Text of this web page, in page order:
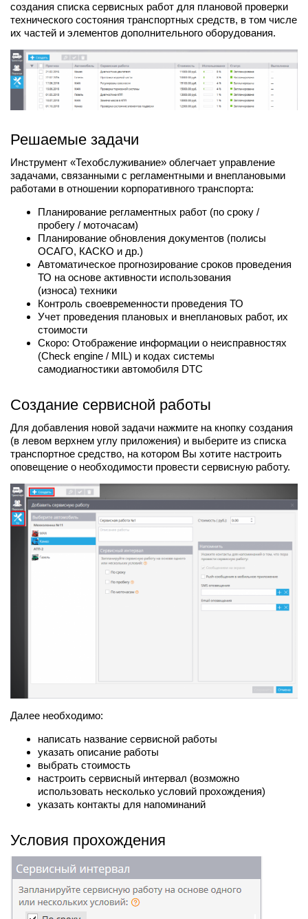
создания списка сервисных работ для плановой проверки
технического состояния транспортных средств, в том числе
их частей и элементов дополнительного оборудования.
Решаемые задачи
Инструмент «Техобслуживание» облегчает управление
задачами, связанными с регламентными и внеплановыми
работами в отношении корпоративного транспорта:
Планирование регламентных работ (по сроку /
пробегу / моточасам)
Планирование обновления документов (полисы
ОСАГО, КАСКО и др.)
Автоматическое прогнозирование сроков проведения
ТО на основе активности использования
(износа) техники
Контроль своевременности проведения ТО
Учет проведения плановых и внеплановых работ, их
стоимости
Скоро: Отображение информации о неисправностях
(Check engine / MIL) и кодах системы
самодиагностики автомобиля DTC
Создание сервисной работы
Для добавления новой задачи нажмите на кнопку создания
(в левом верхнем углу приложения) и выберите из списка
транспортное средство, на котором Вы хотите настроить
оповещение о необходимости провести сервисную работу.
Далее необходимо:
написать название сервисной работы
указать описание работы
выбрать стоимость
настроить сервисный интервал (возможно
использовать несколько условий прохождения)
указать контакты для напоминаний
Условия прохождения